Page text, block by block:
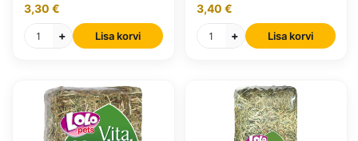
3,30 €
+
Lisa korvi
3,40 €
+
Lisa korvi